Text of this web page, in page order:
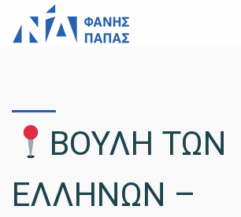
ΒΟΥΛΗ ΤΩΝ
ΕΛΛΗΝΩΝ –